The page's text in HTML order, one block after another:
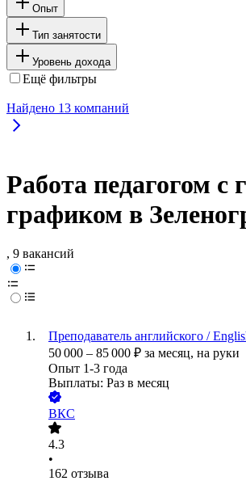
Опыт
Тип занятости
Уровень дохода
Ещё фильтры
Найдено 13 компаний
Работа педагогом с
графиком в
, 9 вакансий
Преподаватель английского /
50 000 – 85 000 ₽ за месяц, на руки
Опыт 1-3 года
Выплаты: Раз в месяц
ВКС
4.3
•
162 отзыва